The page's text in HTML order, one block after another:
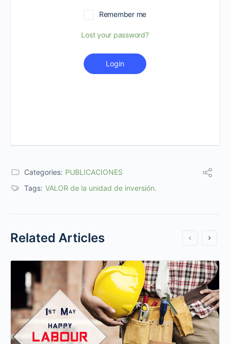
Remember me
Lost your password?
Login
Categories: PUBLICACIONES
Tags: VALOR de la unidad de inversión.
Related Articles